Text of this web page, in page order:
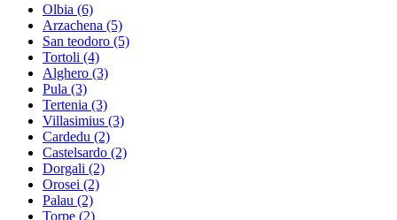
Olbia (6)
Arzachena (5)
San teodoro (5)
Tortoli (4)
Alghero (3)
Pula (3)
Tertenia (3)
Villasimius (3)
Cardedu (2)
Castelsardo (2)
Dorgali (2)
Orosei (2)
Palau (2)
Torpe (2)